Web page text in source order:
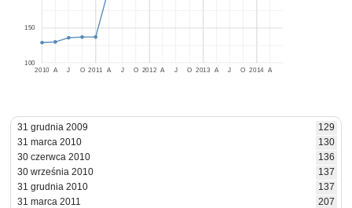
2010 2011 2012 2013 2014
A J O A J O A J O A J O A
100
150
31 grudnia 2009
129
31 marca 2010
130
30 czerwca 2010
136
30 września 2010
137
31 grudnia 2010
137
31 marca 2011
207